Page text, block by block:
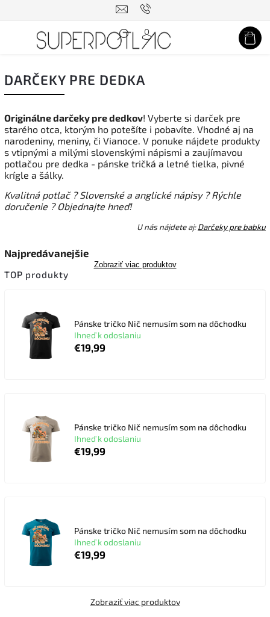
Hľadať
DARČEKY PRE DEDKA
Originálne darčeky pre dedkov! Vyberte si darček pre
starého otca, ktorým ho potešíte i pobavíte. Vhodné aj na
narodeniny, meniny, či Vianoce. V ponuke nájdete produkty
s vtipnými a milými slovenskými nápismi a zaujímavou
potlačou pre dedka - pánske tričká a letné tielka, pivné
krígle a šálky.
Kvalitná potlač ?Slovenské a anglické nápisy ?Rýchle
doručenie ?Objednajte hneď!
U nás nájdete aj:Darčeky pre babku
Najpredávanejšie
Zobraziť viac produktov
TOP produkty
Pánske tričko Nič nemusím som na dôchodku
Ihneď k odoslaniu
€19,99
Pánske tričko Nič nemusím som na dôchodku
Ihneď k odoslaniu
€19,99
Pánske tričko Nič nemusím som na dôchodku
Ihneď k odoslaniu
€19,99
Zobraziť viac produktov